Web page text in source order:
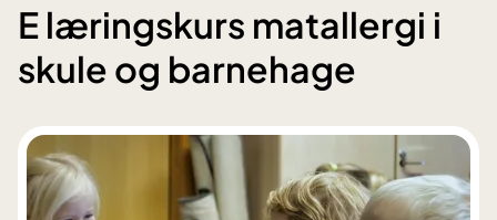
E læringskurs matallergi i
skule og barnehage